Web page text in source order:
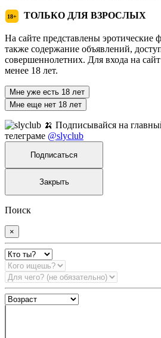
18+ ТОЛЬКО ДЛЯ ВЗРОСЛЫХ
На сайте представлены эротические
также содержание объявлений,
совершеннолетних. Для входа на
менее 18 лет.
Мне уже есть 18 лет
Мне еще нет 18 лет
🍌 Подписывайся на
телеграме @slyclub
Подписаться
Закрыть
Поиск
×